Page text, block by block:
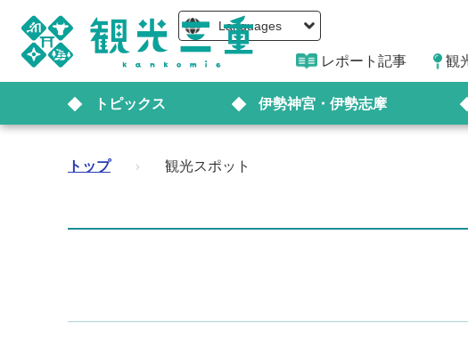
Languages
レポート記事 観
トピックス 伊勢神宮・伊勢志摩
トップ › 観光スポット